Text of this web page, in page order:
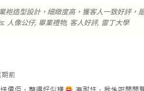
袍造型設計，細緻度高，獲客人一致好評，
人像公仔, 畢業禮物, 客人好評, 雷丁大學